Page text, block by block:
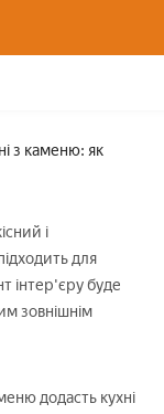
з каменю: як
і
для
інтер'єру буде
зовнішнім
додасть кухні